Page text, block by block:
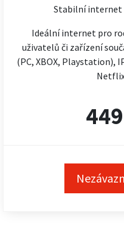
Stabilní internet
Ideální internet pro
uživatelů či zařízení
(PC, XBOX, Playstation),
449